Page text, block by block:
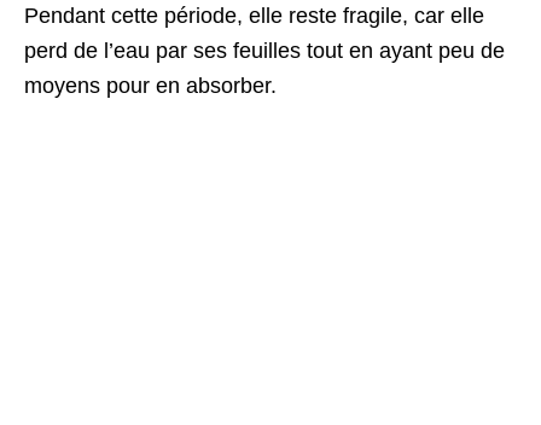
Pendant cette période, elle reste fragile, car elle
perd de l’eau par ses feuilles tout en ayant peu de
moyens pour en absorber.